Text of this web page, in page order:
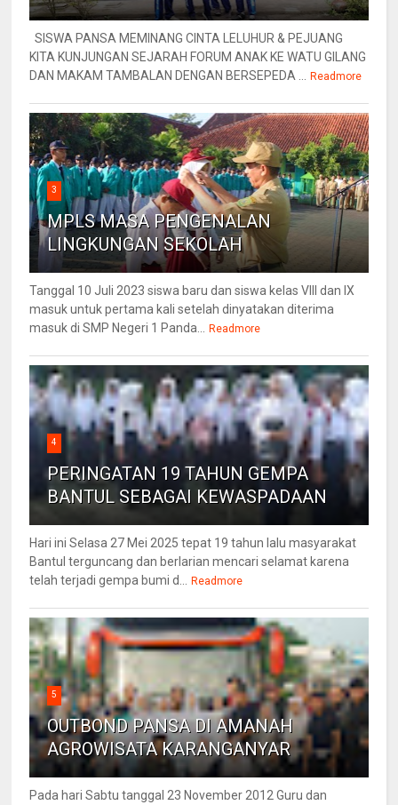
SISWA PANSA MEMINANG CINTA LELUHUR & PEJUANG
KITA KUNJUNGAN SEJARAH FORUM ANAK KE WATU GILANG
DAN MAKAM TAMBALAN DENGAN BERSEPEDA ...
Readmore
3
MPLS MASA PENGENALAN
LINGKUNGAN SEKOLAH
Tanggal 10 Juli 2023 siswa baru dan siswa kelas VIII dan IX
masuk untuk pertama kali setelah dinyatakan diterima
masuk di SMP Negeri 1 Panda...
Readmore
4
PERINGATAN 19 TAHUN GEMPA
BANTUL SEBAGAI KEWASPADAAN
Hari ini Selasa 27 Mei 2025 tepat 19 tahun lalu masyarakat
Bantul terguncang dan berlarian mencari selamat karena
telah terjadi gempa bumi d...
Readmore
5
OUTBOND PANSA DI AMANAH
AGROWISATA KARANGANYAR
Pada hari Sabtu tanggal 23 November 2012 Guru dan